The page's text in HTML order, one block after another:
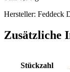
Hersteller: Feddeck
Zusätzliche
Stückzahl